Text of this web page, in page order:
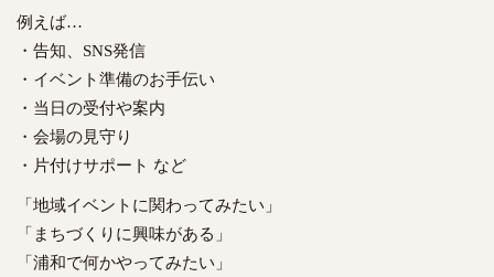
例えば…
・告知、SNS発信
・イベント準備のお手伝い
・当日の受付や案内
・会場の見守り
・片付けサポート など
「地域イベントに関わってみたい」
「まちづくりに興味がある」
「浦和で何かやってみたい」